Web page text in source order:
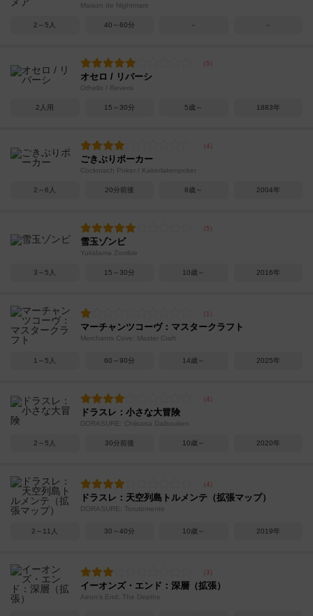
Maison de Nightmare
2～5人 40～60分 － －
オセロ / リバーシ
Othello / Reversi
2人用 15～30分 5歳～ 1883年
ごきぶりポーカー
Cockroach Poker / Kakerlakenpoker
2～6人 20分前後 8歳～ 2004年
雪玉ゾンビ
Yukidama Zombie
3～5人 15～30分 10歳～ 2016年
マーチャンツコーヴ：マスタークラフト
Merchants Cove: Master Craft
1～5人 60～90分 14歳～ 2025年
ドラスレ：小さな大冒険
DORASURE: Chiisana Daibouken
2～5人 30分前後 10歳～ 2020年
ドラスレ：天空列島トルメンテ（拡張マップ）
DORASURE: Torutemente
2～11人 30～40分 10歳～ 2019年
イーオンズ・エンド：深層（拡張）
Aeon's End: The Depths